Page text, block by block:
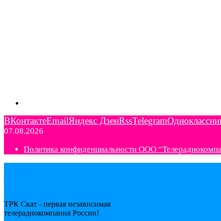
ВКонтактеEmailЯндекс ДзенRssTelegram
07.08.2026
Политика конфиденциальности ООО
ТРК Скат - первая независимая
телерадиокомпания Роcсии!